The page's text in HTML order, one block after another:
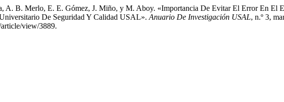
A. B. Merlo, E. E. Gómez, J. Miño, y M. Aboy. «Importancia De Evitar El Error En El
De Seguridad Y Calidad USAL». Anuario De Investigación USAL, n.º 3,
view/3889.